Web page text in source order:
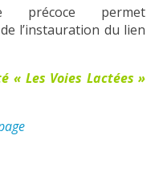
précoce permet
l’instauration du lien
« Les Voies Lactées »